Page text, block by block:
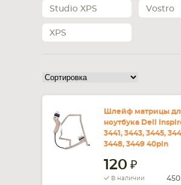
Studio XPS Vostro
XPS
Шлейф матрицы
ноутбука Dell
3441, 3443, 3445,
3448, 3449 40pin
120
В наличии